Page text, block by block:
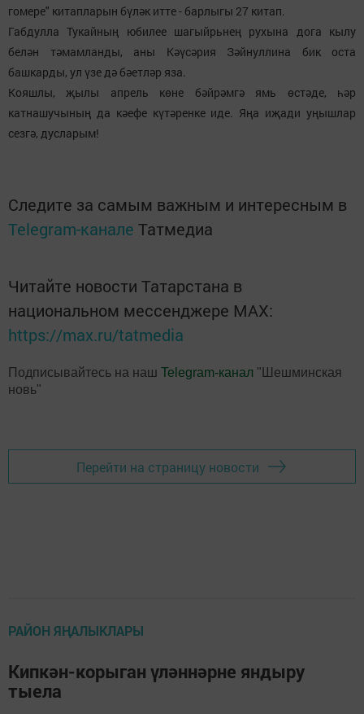
гомере" китапларын бүләк итте - барлыгы 27 китап.
Габдулла Тукайның юбилее шагыйрьнең рухына дога кылу
белән тәмамланды, аны Кәүсәрия Зәйнуллина бик оста
башкарды, ул үзе дә бәетләр яза.
Кояшлы, җылы апрель көне бәйрәмгә ямь өстәде, һәр
катнашучының да кәефе күтәренке иде. Яңа иҗади уңышлар
сезгә, дусларым!
Следите за самым важным и интересным в
Telegram-канале Татмедиа
Читайте новости Татарстана в
национальном мессенджере MАХ:
https://max.ru/tatmedia
Подписывайтесь на наш Telegram-канал "Шешминская
новь"
Перейти на страницу новости
РАЙОН ЯҢАЛЫКЛАРЫ
Кипкән-корыган үләннәрне яндыру
тыела